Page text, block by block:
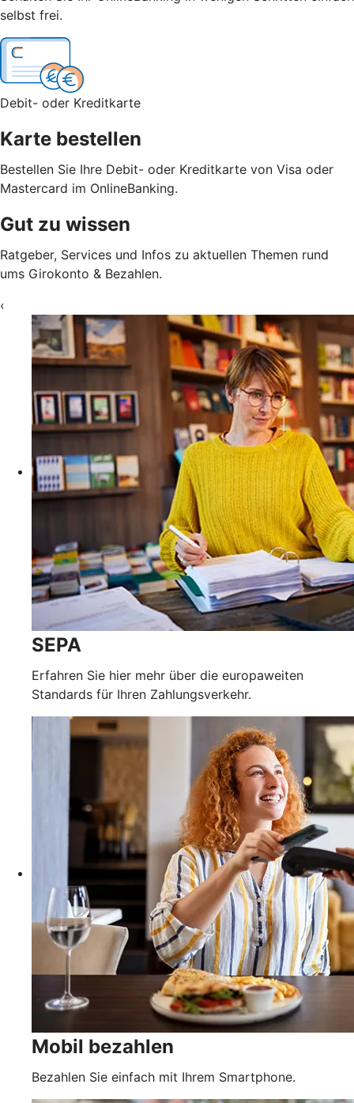
selbst frei.
Debit- oder Kreditkarte
Karte bestellen
Bestellen Sie Ihre Debit- oder Kreditkarte von Visa oder
Mastercard im OnlineBanking.
Gut zu wissen
Ratgeber, Services und Infos zu aktuellen Themen rund
ums Girokonto & Bezahlen.
‹
SEPA
Erfahren Sie hier mehr über die europaweiten
Standards für Ihren Zahlungsverkehr.
Mobil bezahlen
Bezahlen Sie einfach mit Ihrem Smartphone.